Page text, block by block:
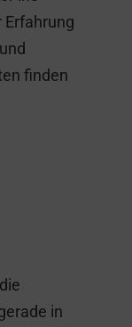
Erfahrung
finden
in